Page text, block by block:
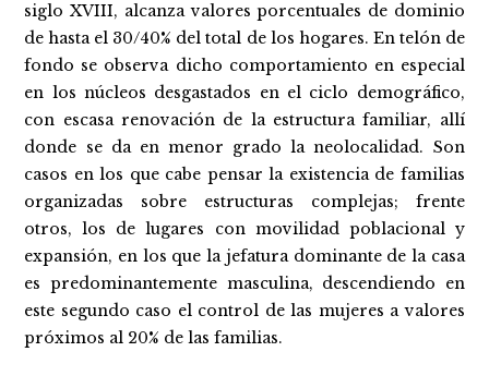
siglo XVIII, alcanza valores porcentuales de dominio
de hasta el 30/40% del total de los hogares. En telón de
fondo se observa dicho comportamiento en especial
en los núcleos desgastados en el ciclo demográfico,
con escasa renovación de la estructura familiar, allí
donde se da en menor grado la neolocalidad. Son
casos en los que cabe pensar la existencia de familias
organizadas sobre estructuras complejas; frente
otros, los de lugares con movilidad poblacional y
expansión, en los que la jefatura dominante de la casa
es predominantemente masculina, descendiendo en
este segundo caso el control de las mujeres a valores
próximos al 20% de las familias.